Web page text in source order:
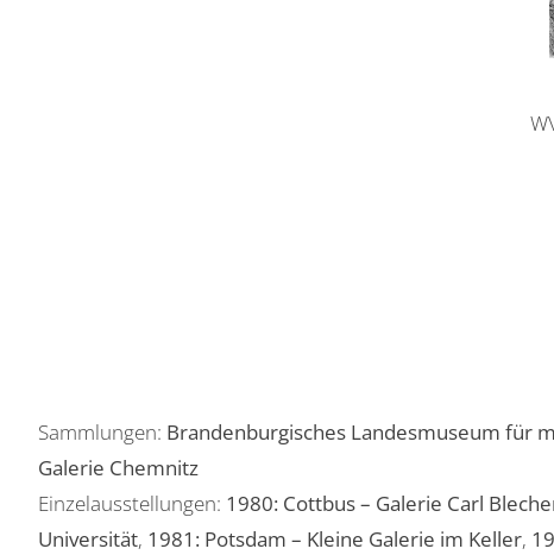
Sammlungen: Brandenburgisches Landesmuseum für
Galerie Chemnitz
Einzelausstellungen: 1980: Cottbus – Galerie Carl
Universität, 1981: Potsdam – Kleine Galerie im Keller,